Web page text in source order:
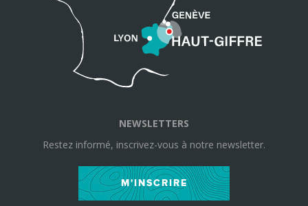
NEWSLETTERS
Restez informé, inscrivez-vous à notre newsletter.
M'INSCRIRE